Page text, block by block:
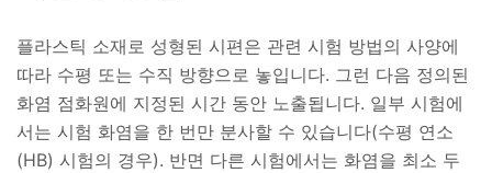
플라스틱 소재로 성형된 시편은 관련 시험 방법의 사양에
따라 수평 또는 수직 방향으로 놓입니다. 그런 다음 정의된
화염 점화원에 지정된 시간 동안 노출됩니다. 일부 시험에
서는 시험 화염을 한 번만 분사할 수 있습니다(수평 연소
(HB) 시험의 경우). 반면 다른 시험에서는 화염을 최소 두